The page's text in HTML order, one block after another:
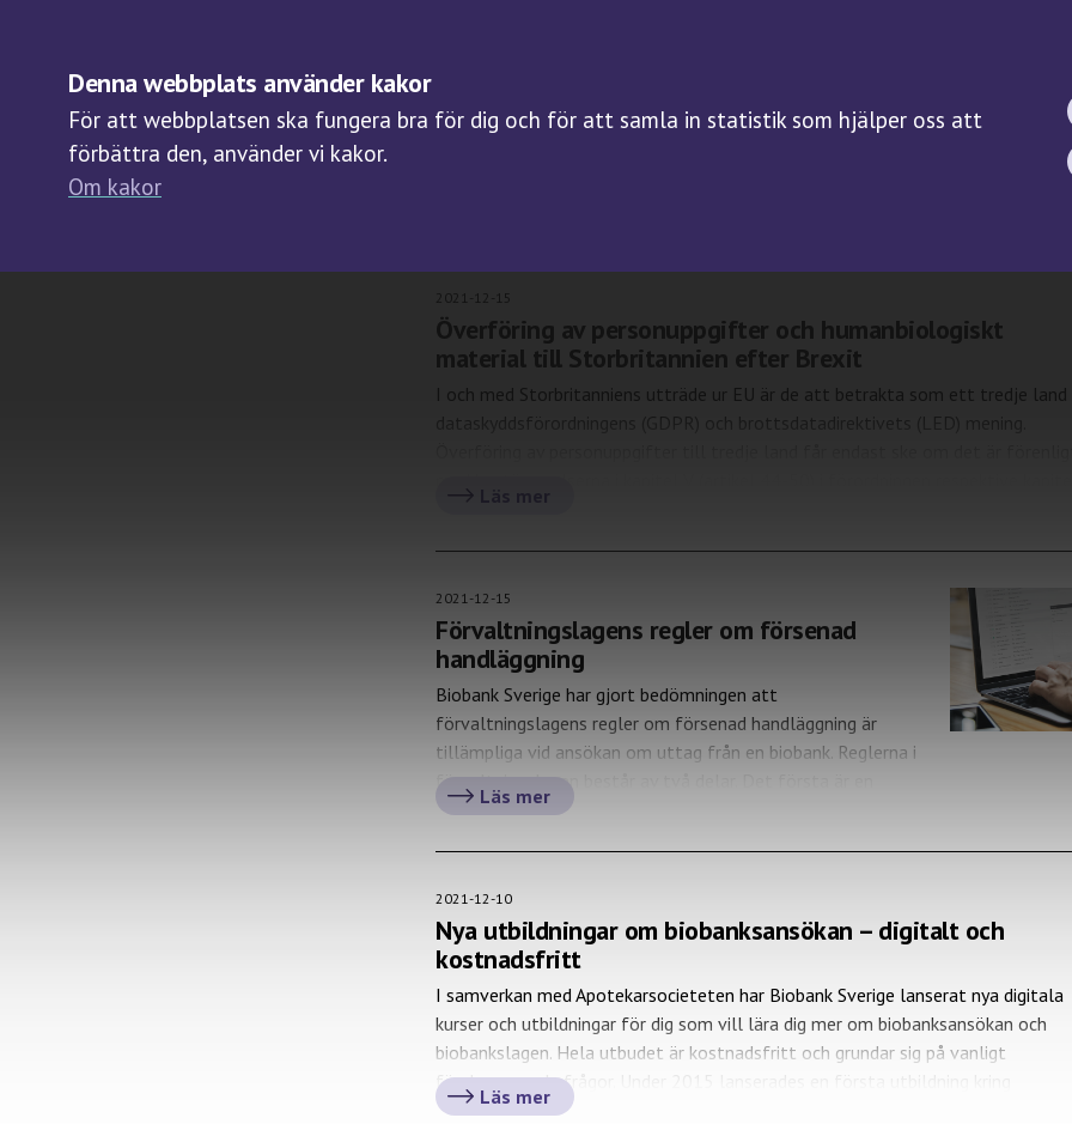
Denna webbplats använder kakor
För att webbplatsen ska fungera bra för dig och för att samla in statistik som hjälper oss att
förbättra den, använder vi kakor.
Om kakor
2021-12-15
Överföring av personuppgifter och humanbiologiskt
material till Storbritannien efter Brexit
I och med Storbritanniens utträde ur EU är de att betrakta som ett tredje land
V (artikel 35-40) i direktivet. Den 28 juni 2021 […]
Läs mer
2021-12-15
Förvaltningslagens regler om försenad
handläggning
Biobank Sverige har gjort bedömningen att
förvaltningslagens regler om försenad handläggning är
tillämpliga vid ansökan om uttag från en biobank. Reglerna i
upplysningsskyldighet och den andra delen en processuell
Läs mer
2021-12-10
Nya utbildningar om biobanksansökan – digitalt och
kostnadsfritt
I samverkan med Apotekarsocieteten har Biobank Sverige lanserat nya digitala
kurser och utbildningar för dig som vill lära dig mer om biobanksansökan och
biobankslagen. Hela utbudet är kostnadsfritt och grundar sig på vanligt
förekommande frågor. Under 2015 lanserades en första utbildning kring
biobankslagen. Bakom initiativet stod då
Läs mer